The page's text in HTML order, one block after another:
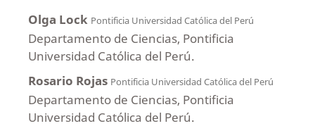
Olga Lock Pontificia Universidad Católica del Perú
Departamento de Ciencias, Pontificia
Universidad Católica del Perú.
Rosario Rojas Pontificia Universidad Católica del Perú
Departamento de Ciencias, Pontificia
Universidad Católica del Perú.